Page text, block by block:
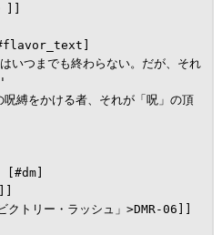
]]
までも終わらない。だが、それ
をかける者、それが「呪」の頂
[#dm]
トリー・ラッシュ」>DMR-06]]